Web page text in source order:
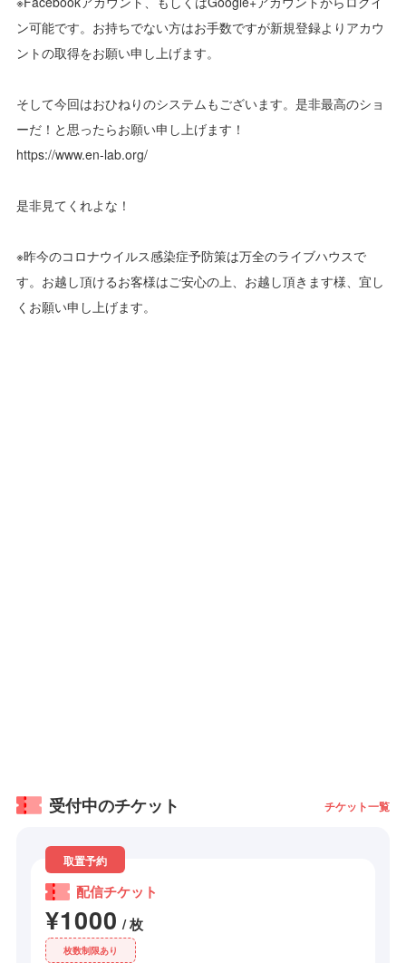
ン可能です。お持ちでない方はお手数ですが新規登録よりアカウ
ントの取得をお願い申し上げます。
そして今回はおひねりのシステムもございます。是非最高のショ
ーだ！と思ったらお願い申し上げます！
https://www.en-lab.org/
是非見てくれよな！
※昨今のコロナウイルス感染症予防策は万全のライブハウスで
す。お越し頂けるお客様はご安心の上、お越し頂きます様、宜し
くお願い申し上げます。
受付中のチケット チケット一覧
取置予約
配信チケット
¥1000 / 枚
枚数制限あり